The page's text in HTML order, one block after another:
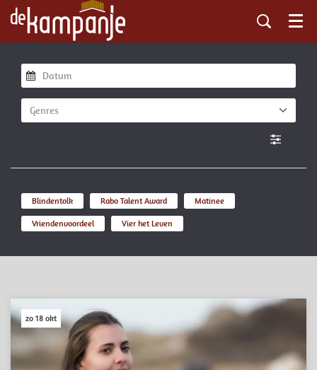
Menu
Genres
Blindentolk Rabo Talent Award Matinee
Vriendenvoordeel Vier het Leven
zo 18 okt